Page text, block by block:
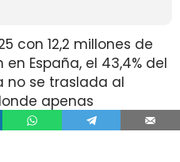
con 12,2 millones de
España, el 43,4% del
no se traslada al
apenas
de 250.000